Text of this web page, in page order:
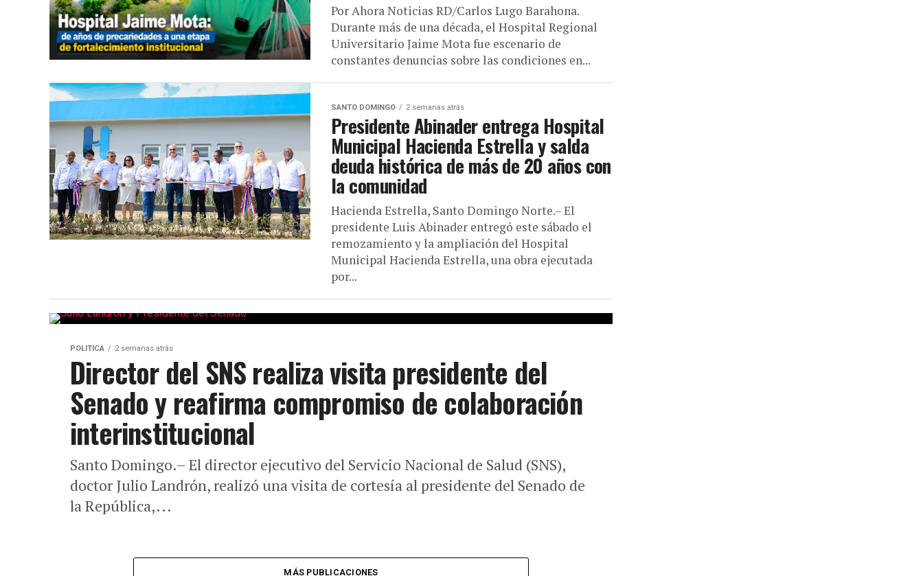
Por Ahora Noticias RD/Carlos Lugo Barahona.
Durante más de una década, el Hospital Regional
Universitario Jaime Mota fue escenario de
constantes denuncias sobre las condiciones en...
SANTO DOMINGO 2 semanas atrás
Presidente Abinader entrega Hospital
Municipal Hacienda Estrella y salda
deuda histórica de más de 20 años con
la comunidad
Hacienda Estrella, Santo Domingo Norte.– El
presidente Luis Abinader entregó este sábado el
remozamiento y la ampliación del Hospital
Municipal Hacienda Estrella, una obra ejecutada
por...
POLITICA 2 semanas atrás
Director del SNS realiza visita presidente del
Senado y reafirma compromiso de colaboración
interinstitucional
Santo Domingo.– El director ejecutivo del Servicio Nacional de Salud (SNS),
doctor Julio Landrón, realizó una visita de cortesía al presidente del Senado de
la República,...
MÁS PUBLICACIONES